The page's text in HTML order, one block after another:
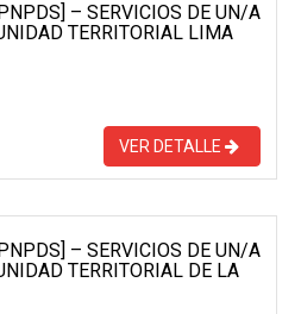
– SERVICIOS DE UN/A
TERRITORIAL LIMA
VER DETALLE
– SERVICIOS DE UN/A
TERRITORIAL DE LA